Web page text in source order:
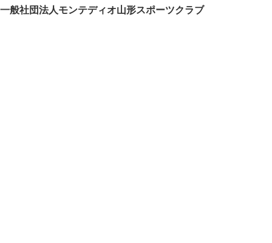
一般社団法人モンテディオ山形スポーツクラブ